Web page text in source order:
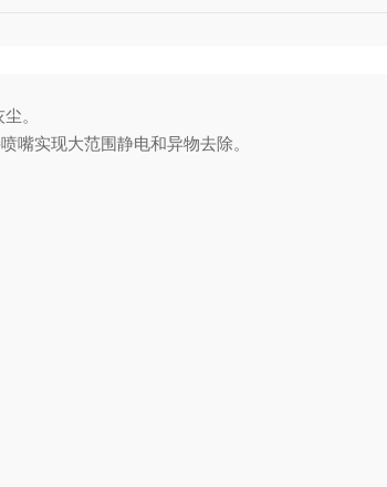
。
嘴实现大范围静电和异物去除。